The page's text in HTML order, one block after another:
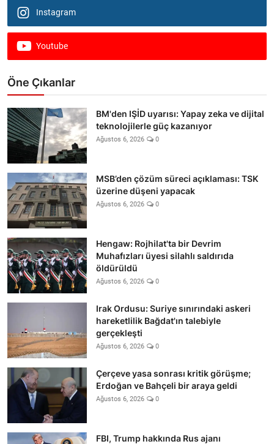
Instagram
Youtube
Öne Çıkanlar
BM'den IŞİD uyarısı: Yapay zeka ve dijital
teknolojilerle güç kazanıyor
Ağustos 6, 2026 0
MSB’den çözüm süreci açıklaması: TSK
üzerine düşeni yapacak
Ağustos 6, 2026 0
Hengaw: Rojhilat'ta bir Devrim
Muhafızları üyesi silahlı saldırıda
öldürüldü
Ağustos 6, 2026 0
Irak Ordusu: Suriye sınırındaki askeri
hareketlilik Bağdat'ın talebiyle
gerçekleşti
Ağustos 6, 2026 0
Çerçeve yasa sonrası kritik görüşme;
Erdoğan ve Bahçeli bir araya geldi
Ağustos 6, 2026 0
FBI, Trump hakkında Rus ajanı